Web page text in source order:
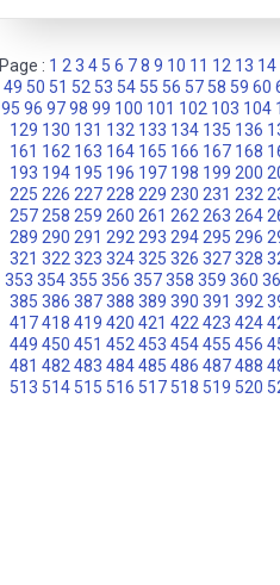
Page : 1 2 3 4 5 6 7 8 9 10 11 12 13 14
49 50 51 52 53 54 55 56 57 58 59 60
95 96 97 98 99 100 101 102 103 104
129 130 131 132 133 134 135 136
161 162 163 164 165 166 167 168
193 194 195 196 197 198 199 200
225 226 227 228 229 230 231 232
257 258 259 260 261 262 263 264
289 290 291 292 293 294 295 296
321 322 323 324 325 326 327 328
353 354 355 356 357 358 359 360
385 386 387 388 389 390 391 392
417 418 419 420 421 422 423 424
449 450 451 452 453 454 455 456
481 482 483 484 485 486 487 488
513 514 515 516 517 518 519 520